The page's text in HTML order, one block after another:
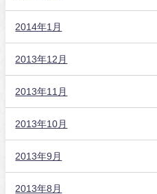
2014年1月
2013年12月
2013年11月
2013年10月
2013年9月
2013年8月